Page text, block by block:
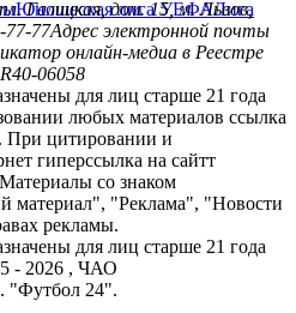
Юношеская лига УЕФАЛига
пл. Галицкая, дом. 15, м. Львов,
77-77Адрес электронной почты
онлайн-медиа в Реестре
06058
для лиц старше 21 года
любых материалов ссылка
При цитировании и
гиперссылка на сайтт
со знаком
материал", "Реклама", "Новости
рекламы.
для лиц старше 21 года
- 2026 , ЧАО
"Футбол 24".